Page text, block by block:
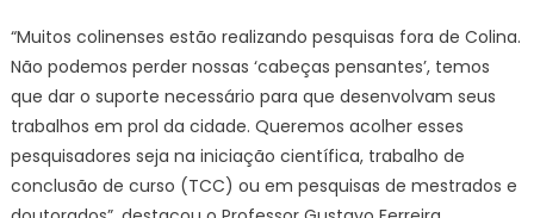
“Muitos colinenses estão realizando pesquisas fora de Colina.
Não podemos perder nossas ‘cabeças pensantes’, temos
que dar o suporte necessário para que desenvolvam seus
trabalhos em prol da cidade. Queremos acolher esses
pesquisadores seja na iniciação científica, trabalho de
conclusão de curso (TCC) ou em pesquisas de mestrados e